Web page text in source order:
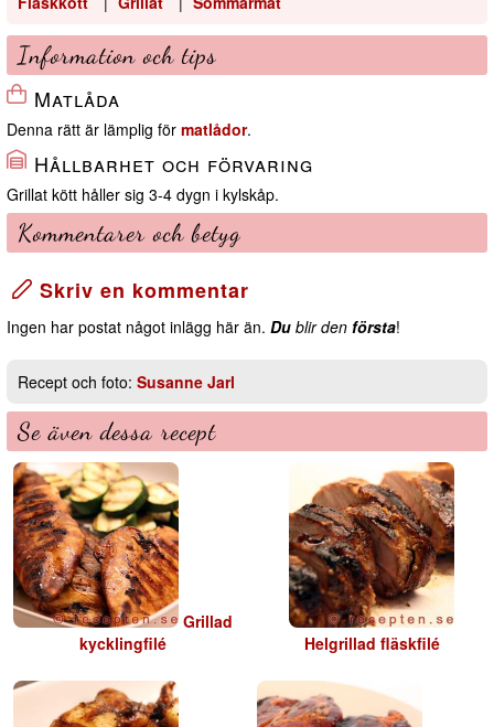
Information och tips
Matlåda
Denna rätt är lämplig för matlådor.
Hållbarhet och förvaring
Grillat kött håller sig 3-4 dygn i kylskåp.
Kommentarer och betyg
Skriv en kommentar
Ingen har postat något inlägg här än. Du blir den första!
Recept och foto: Susanne Jarl
Se även dessa recept
Grillad
kycklingfilé
Helgrillad fläskfilé